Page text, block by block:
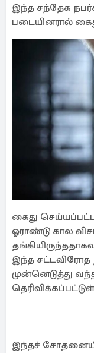
இந்த சந்தேக
படையினரால்
கைது
ஓராண்டு கால
இந்த
முன்னெடுத்து
இந்தச்